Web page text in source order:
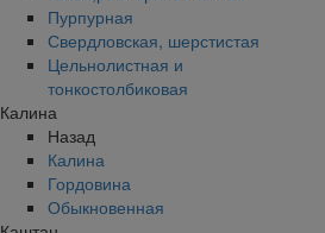
Пурпурная
Свердловская, шерстистая
Цельнолистная и
тонкостолбиковая
Калина
Назад
Калина
Гордовина
Обыкновенная